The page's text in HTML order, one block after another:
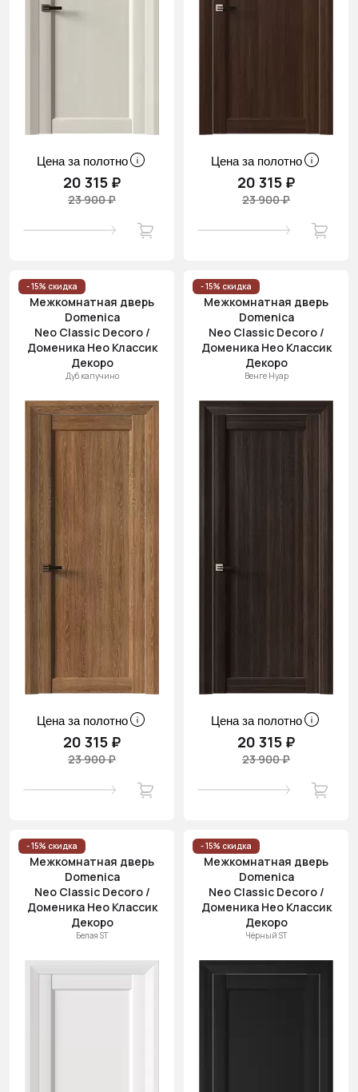
Цена за полотно
20 315 ₽
23 900 ₽
Цена за полотно
20 315 ₽
23 900 ₽
- 15% скидка
Межкомнатная дверь
Domenica
Neo Classic Decoro /
Доменика Нео Классик
Декоро
Дуб капучино
Цена за полотно
20 315 ₽
23 900 ₽
- 15% скидка
Межкомнатная дверь
Domenica
Neo Classic Decoro /
Доменика Нео Классик
Декоро
Венге Нуар
Цена за полотно
20 315 ₽
23 900 ₽
- 15% скидка
Межкомнатная дверь
Domenica
Neo Classic Decoro /
Доменика Нео Классик
Декоро
Белая ST
- 15% скидка
Межкомнатная дверь
Domenica
Neo Classic Decoro /
Доменика Нео Классик
Декоро
Чёрный ST